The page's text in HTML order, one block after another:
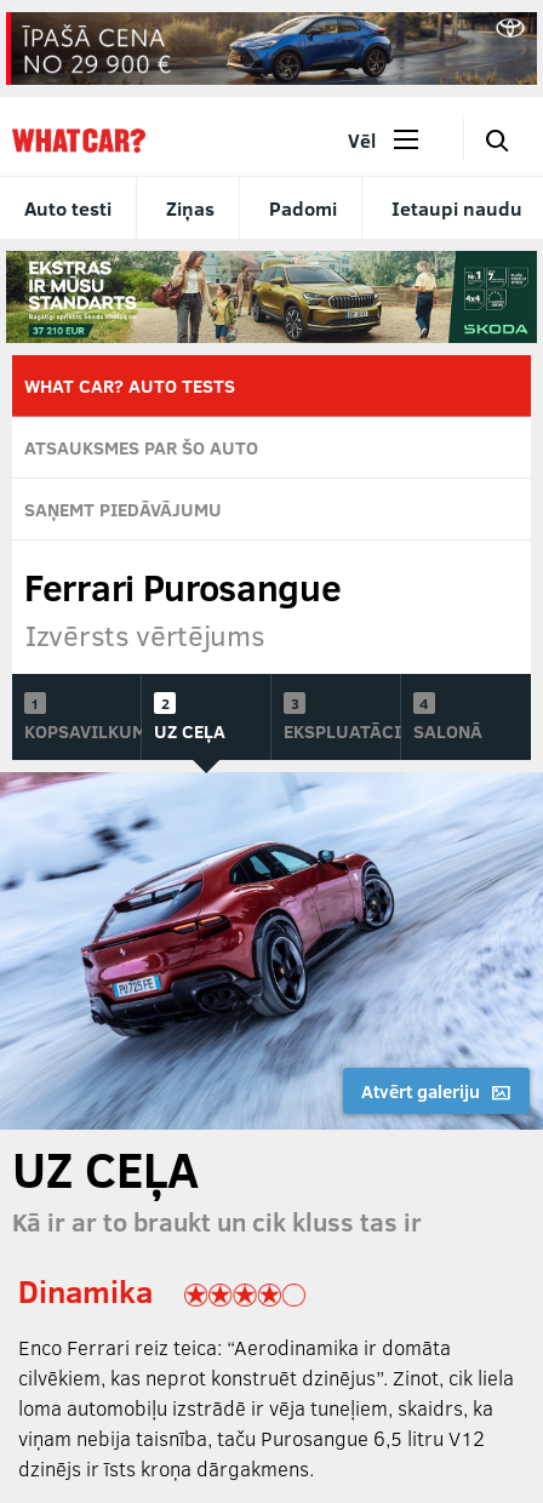
Auto testi Ziņas Padomi Ietaupi naudu
Vēl 🔎
WHAT CAR? AUTO TESTS
ATSAUKSMES PAR ŠO AUTO
SAŅEMT PIEDĀVĀJUMU
Ferrari Purosangue
Izvērsts vērtējums
KOPSAVILKUMSUZ CEĻA EKSPLUATĀCIJĀSALONĀ
Atvērt galeriju
UZ CEĻA
Kā ir ar to braukt un cik kluss tas ir
Dinamika
Enco Ferrari reiz teica: “Aerodinamika ir domāta
cilvēkiem, kas neprot konstruēt dzinējus”. Zinot, cik liela
loma automobiļu izstrādē ir vēja tuneļiem, skaidrs, ka
viņam nebija taisnība, taču Purosangue 6,5 litru V12
dzinējs ir īsts kroņa dārgakmens.